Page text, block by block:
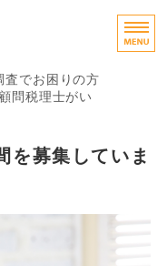
税務調査専門税理士
査でお困りの方
問税理士がい
を募集していま